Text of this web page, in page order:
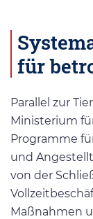
für
Parallel zur
Ministerium
Programme
und
von der
Maßnahmen